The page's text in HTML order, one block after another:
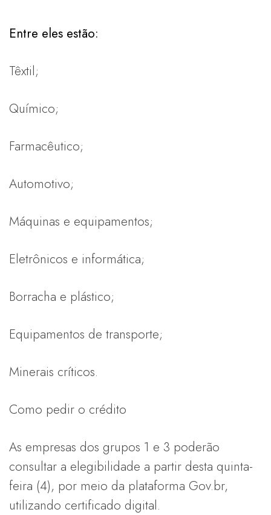
Entre eles estão:
Têxtil;
Químico;
Farmacêutico;
Automotivo;
Máquinas e equipamentos;
Eletrônicos e informática;
Borracha e plástico;
Equipamentos de transporte;
Minerais críticos.
Como pedir o crédito
As empresas dos grupos 1 e 3 poderão
consultar a elegibilidade a partir desta quinta-
feira (4), por meio da plataforma Gov.br,
utilizando certificado digital.